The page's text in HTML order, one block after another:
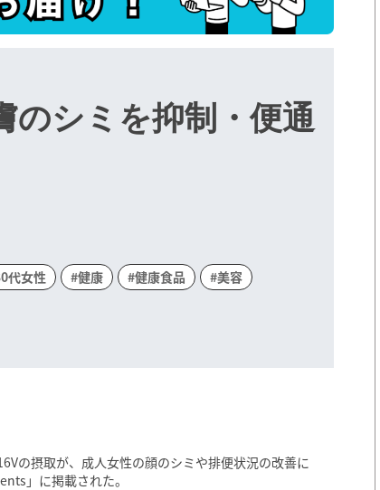
のシミを抑制・便通
代女性 #健康 #健康食品 #美容
の摂取が、成人女性の顔のシミや排便状況の改善に
」に掲載された。